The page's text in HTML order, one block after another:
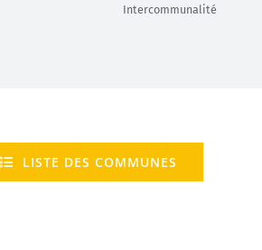
Intercommunalité
LISTE DES COMMUNES